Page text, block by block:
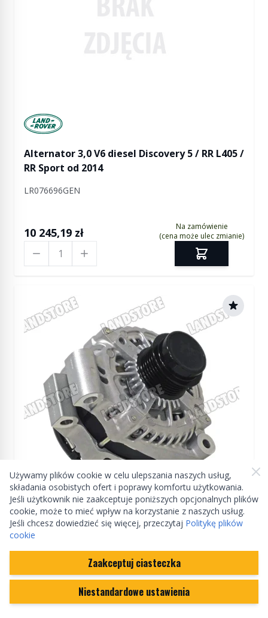
Używamy plików cookie w celu ulepszania naszych usług,
składania osobistych ofert i poprawy komfortu użytkowania.
Jeśli użytkownik nie zaakceptuje poniższych opcjonalnych plików
cookie, może to mieć wpływ na korzystanie z naszych usług.
Jeśli chcesz dowiedzieć się więcej, przeczytaj Politykę plików
cookie
Zaakceptuj ciasteczka
Niestandardowe ustawienia
Manufactured by Land rover
Alternator 3,0 V6 diesel Discovery 5 / RR L405 /
RR Sport od 2014
LR076696GEN
10 245,19 zł
Na zamówienie
(cena może ulec zmianie)
ZAMIENNIK
Alternator 3,0 V6 diesel Discovery 5 / RR L405 /
1 141,55 zł